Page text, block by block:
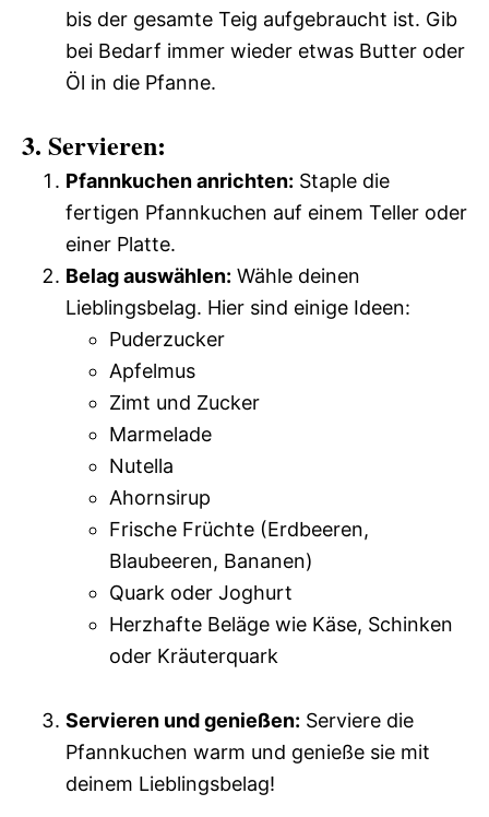
bis der gesamte Teig aufgebraucht ist. Gib
bei Bedarf immer wieder etwas Butter oder
Öl in die Pfanne.
3. Servieren:
Pfannkuchen anrichten: Staple die
fertigen Pfannkuchen auf einem Teller oder
einer Platte.
Belag auswählen: Wähle deinen
Lieblingsbelag. Hier sind einige Ideen:
Puderzucker
Apfelmus
Zimt und Zucker
Marmelade
Nutella
Ahornsirup
Frische Früchte (Erdbeeren,
Blaubeeren, Bananen)
Quark oder Joghurt
Herzhafte Beläge wie Käse, Schinken
oder Kräuterquark
Servieren und genießen: Serviere die
Pfannkuchen warm und genieße sie mit
deinem Lieblingsbelag!